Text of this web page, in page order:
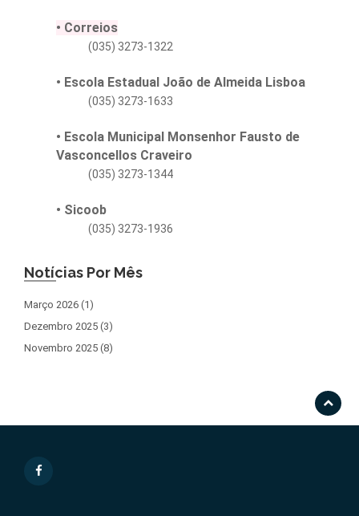
• Correios
(035) 3273-1322
• Escola Estadual João de Almeida Lisboa
(035) 3273-1633
• Escola Municipal Monsenhor Fausto de
Vasconcellos Craveiro
(035) 3273-1344
• Sicoob
(035) 3273-1936
Notícias Por Mês
Março 2026 (1)
Dezembro 2025 (3)
Novembro 2025 (8)